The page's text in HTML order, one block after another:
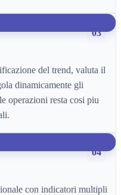
03
del trend, valuta il
dinamicamente gli
operazioni resta cosi piu
04
con indicatori multipli